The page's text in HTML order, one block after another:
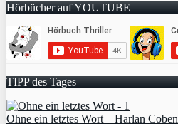
Hörbücher auf YOUTUBE
TIPP des Tages
Ohne ein letztes Wort – Harlan Coben